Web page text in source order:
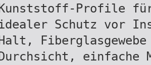
Kunststoff-Profile für
Schutz vor
Halt,
Durchsicht, einfache